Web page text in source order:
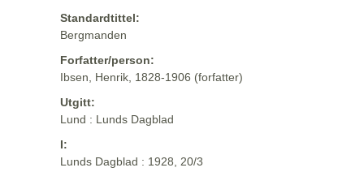
Standardtittel:
Bergmanden
Forfatter/person:
Ibsen, Henrik, 1828-1906 (forfatter)
Utgitt:
Lund : Lunds Dagblad
I:
Lunds Dagblad : 1928, 20/3